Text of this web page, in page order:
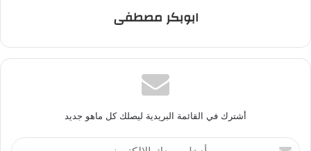
ابوبكر مصطفى
أشترك في القائمة البريدية ليصلك كل ماهو جديد
أ